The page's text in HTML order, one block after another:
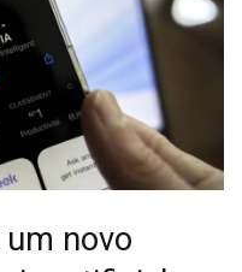
um novo